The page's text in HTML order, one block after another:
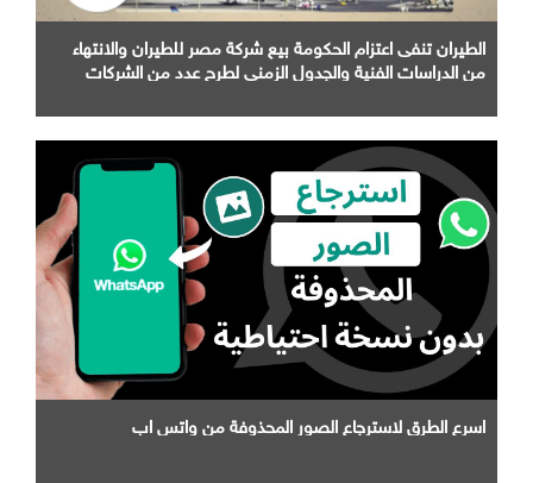
الطيران تنفى اعتزام الحكومة بيع شركة مصر للطيران والانتهاء
من الدراسات الفنية والجدول الزمني لطرح عدد من الشركات
اسرع الطرق لاسترجاع الصور المحذوفة من واتس اب